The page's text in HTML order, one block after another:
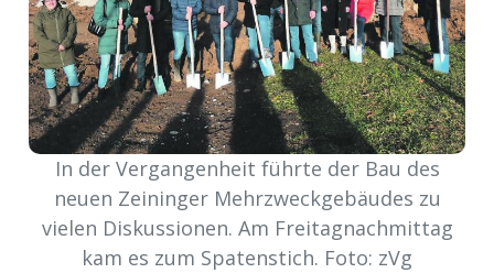
In der Vergangenheit führte der Bau des
neuen Zeininger Mehrzweckgebäudes zu
vielen Diskussionen. Am Freitagnachmittag
kam es zum Spatenstich. Foto: zVg